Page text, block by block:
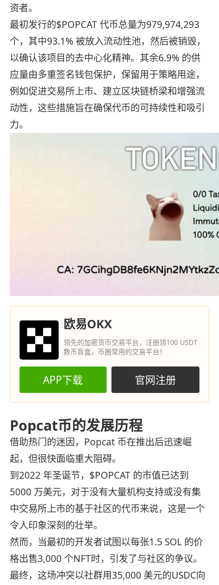
资者。
最初发行的$POPCAT 代币总量为979,974,293
个，其中93.1% 被放入流动性池，然后被销毁，
以确认该项目的去中心化精神。其余6.9% 的供
应量由多重签名钱包保护，保留用于策略用途，
例如促进交易所上市、建立区块链桥梁和增强流
动性，这些措施旨在确保代币的可持续性和吸引
力。
欧易OKX
领先的加密货币交易平台，注册领100 USDT
数币盲盒，币圈常用的交易平台！
APP下载 官网注册
Popcat币的发展历程
借助热门的迷因，Popcat 币在推出后迅速崛
起，但很快面临重大阻碍。
到2022 年圣诞节，$POPCAT 的市值已达到
5000 万美元，对于没有大量机构支持或没有集
中交易所上市的基于社区的代币来说，这是一个
令人印象深刻的壮举。
然而，当最初的开发者试图以每张1.5 SOL 的价
格出售3,000 个NFT时，引发了与社区的争议。
最终，这场冲突以社群用35,000 美元的USDC向